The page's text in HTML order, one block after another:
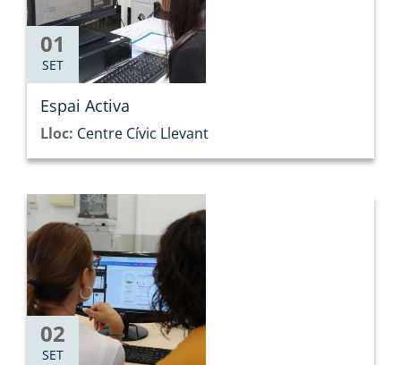
01
SET
Espai Activa
Lloc: Centre Cívic Llevant
02
SET